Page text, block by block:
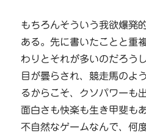
もちろんそういう我欲爆発
ある。先に書いたことと重
わりとそれが多いのだろう
目が曇らされ、競走馬のよ
るからこそ、クソパワーも
面白さも快楽も生き甲斐も
不自然なゲームなんで、何